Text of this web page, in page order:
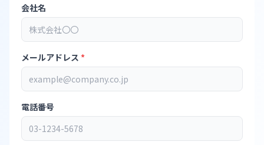
会社名
メールアドレス *
電話番号